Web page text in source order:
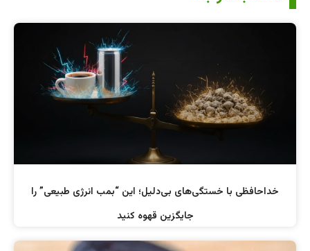
خداحافظی با خستگی‌های بی‌دلیل؛ این “بمب انرژی طبیعی” را
جایگزین قهوه کنید